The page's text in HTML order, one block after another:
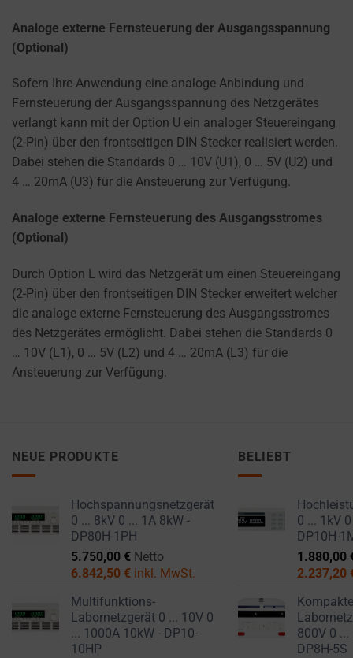
Analoge externe Fernsteuerung der Ausgangsspannung
(Optional)
Sofern Ihre Anwendung eine analoge Anbindung und
Fernsteuerung der Ausgangsspannung des Netzgerätes
verlangt kann mit der Option U ein analoger Steuereingang
(2-Pin) über den frontseitigen DIN Stecker realisiert werden.
Dabei stehen die Standards 0 … 10V (U1), 0 … 5V (U2) und
4 … 20mA (U3) für die Ansteuerung zur Verfügung.
Analoge externe Fernsteuerung des Ausgangsstromes
(Optional)
Durch Option L wird das Netzgerät um einen Steuereingang
(2-Pin) über den frontseitigen DIN Stecker erweitert welcher
die analoge externe Fernsteuerung des Ausgangsstromes
des Netzgerätes ermöglicht. Dabei stehen die Standards 0
… 10V (L1), 0 … 5V (L2) und 4 … 20mA (L3) für die
Ansteuerung zur Verfügung.
NEUE PRODUKTE
Hochspannungsnetzgerät
0 ... 8kV 0 ... 1A 8kW -
DP80H-1PH
5.750,00 € Netto
6.842,50 € inkl. MwSt.
Multifunktions-
Labornetzgerät 0 ... 10V 0
... 1000A 10kW - DP10-
10HP
BELIEBT
0 ... 1kV
DP10H-
1.880,00
2.237,20
800V 0 ...
DP8H-5S